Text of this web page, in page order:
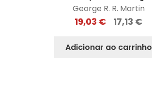
George R. R. Martin
19,03€ 17,13 €
Adicionar ao carrinho